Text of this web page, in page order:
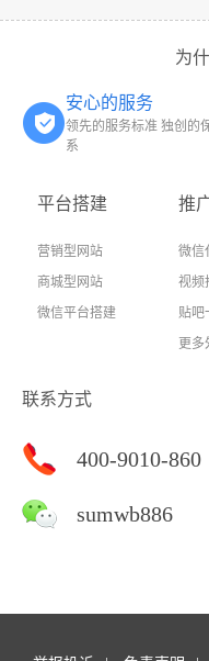
为
安心的服务
领先的服务标准 独创的
系
平台搭建
营销型网站
商城型网站
微信平台搭建
推
微信
视频
贴吧
更多
联系方式
400-9010-860
sumwb886